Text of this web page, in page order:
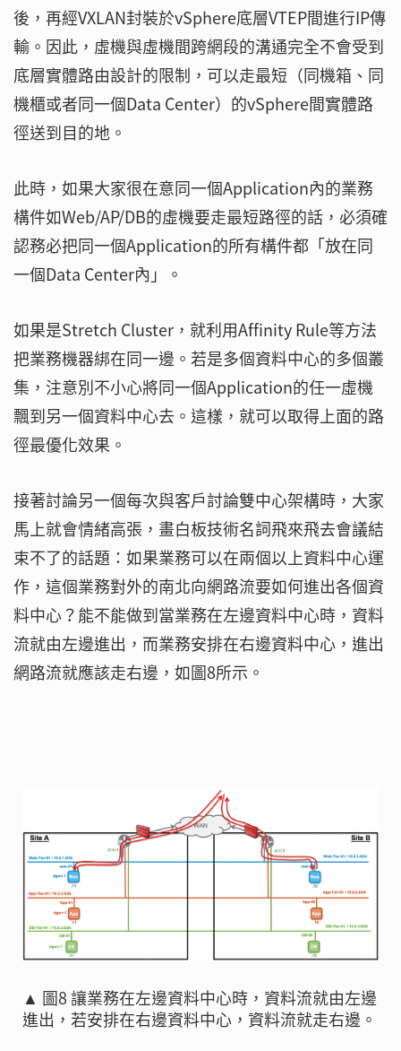
後，再經VXLAN封裝於vSphere底層VTEP間進行IP傳
輸。因此，虛機與虛機間跨網段的溝通完全不會受到
底層實體路由設計的限制，可以走最短（同機箱、同
機櫃或者同一個Data Center）的vSphere間實體路
徑送到目的地。
此時，如果大家很在意同一個Application內的業務
構件如Web/AP/DB的虛機要走最短路徑的話，必須確
認務必把同一個Application的所有構件都「放在同
一個Data Center內」。
如果是Stretch Cluster，就利用Affinity Rule等方法
把業務機器綁在同一邊。若是多個資料中心的多個叢
集，注意別不小心將同一個Application的任一虛機
飄到另一個資料中心去。這樣，就可以取得上面的路
徑最優化效果。
接著討論另一個每次與客戶討論雙中心架構時，大家
馬上就會情緒高張，畫白板技術名詞飛來飛去會議結
束不了的話題：如果業務可以在兩個以上資料中心運
作，這個業務對外的南北向網路流要如何進出各個資
料中心？能不能做到當業務在左邊資料中心時，資料
流就由左邊進出，而業務安排在右邊資料中心，進出
網路流就應該走右邊，如圖8所示。
▲ 圖8 讓業務在左邊資料中心時，資料流就由左邊
進出，若安排在右邊資料中心，資料流就走右邊。